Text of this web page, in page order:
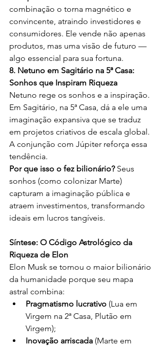
combinação o torna magnético e
convincente, atraindo investidores e
consumidores. Ele vende não apenas
produtos, mas uma visão de futuro —
algo essencial para sua fortuna.
8. Netuno em Sagitário na 5ª Casa:
Sonhos que Inspiram Riqueza
Netuno rege os sonhos e a inspiração.
Em Sagitário, na 5ª Casa, dá a ele uma
imaginação expansiva que se traduz
em projetos criativos de escala global.
A conjunção com Júpiter reforça essa
tendência.
Por que isso o fez bilionário? Seus
sonhos (como colonizar Marte)
capturam a imaginação pública e
atraem investimentos, transformando
ideais em lucros tangíveis.
Síntese: O Código Astrológico da
Riqueza de Elon
Elon Musk se tornou o maior bilionário
da humanidade porque seu mapa
astral combina:
Pragmatismo lucrativo (Lua em
Virgem na 2ª Casa, Plutão em
Virgem);
Inovação arriscada (Marte em